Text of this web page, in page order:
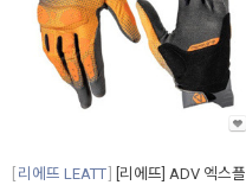
리에뜨 LEATT
[리에뜨] ADV 엑스플